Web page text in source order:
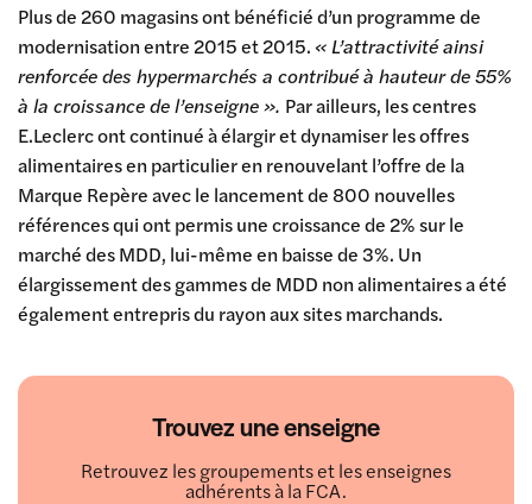
Trouvez une enseigne
Retrouvez les groupements et les enseignes
adhérents à la FCA.
Plus de 260 magasins ont bénéficié d’un programme de
modernisation entre 2015 et 2015.« L’attractivité ainsi
renforcée des hypermarchés a contribué à hauteur de 55%
à la croissance de l’enseigne ». Par ailleurs, les centres
E.Leclerc ont continué à élargir et dynamiser les offres
alimentaires en particulier en renouvelant l’offre de la
Marque Repère avec le lancement de 800 nouvelles
références qui ont permis une croissance de 2% sur le
marché des MDD, lui-même en baisse de 3%. Un
élargissement des gammes de MDD non alimentaires a été
également entrepris du rayon aux sites marchands.